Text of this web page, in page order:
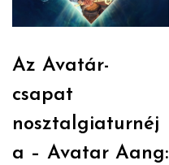
Az Avatár-
csapat
nosztalgiaturnéj
a – Avatar Aang: